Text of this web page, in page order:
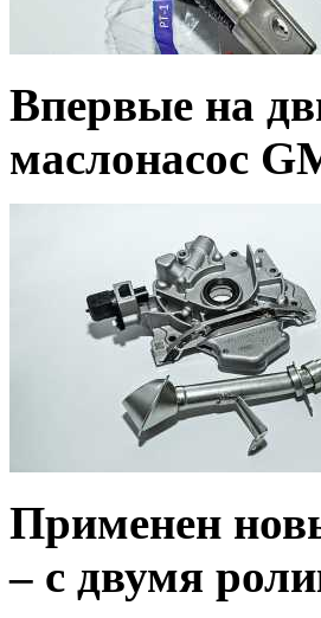
Впервые на
маслонасос
Применен
– с двумя